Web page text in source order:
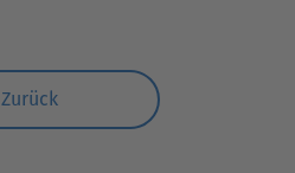
Zurück